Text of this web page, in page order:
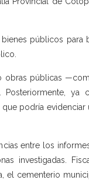
públicos
obras públicas
ya
podría evidenciar
entre los
investigadas.
el cementerio